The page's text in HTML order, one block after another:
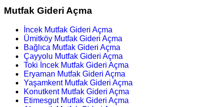
Mutfak Gideri Açma
İncek Mutfak Gideri Açma
Ümitköy Mutfak Gideri Açma
Bağlıca Mutfak Gideri Açma
Çayyolu Mutfak Gideri Açma
Toki İncek Mutfak Gideri Açma
Eryaman Mutfak Gideri Açma
Yaşamkent Mutfak Gideri Açma
Konutkent Mutfak Gideri Açma
Etimesgut Mutfak Gideri Açma